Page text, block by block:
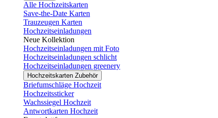
Alle Hochzeitskarten
Save-the-Date Karten
Trauzeugen Karten
Hochzeitseinladungen
Neue Kollektion
Hochzeitseinladungen mit Foto
Hochzeitseinladungen schlicht
Hochzeitseinladungen greenery
Hochzeitskarten Zubehör
Briefumschläge Hochzeit
Hochzeitssticker
Wachssiegel Hochzeit
Antwortkarten Hochzeit